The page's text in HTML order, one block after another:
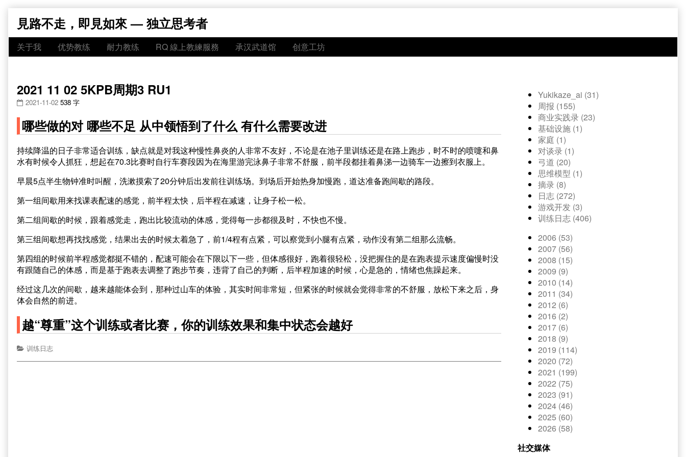
content
見路不走，即見如來 — 独立思考者
关于我 优势教练 耐力教练 RQ 線上教練服務 承汉武道馆 创意工坊
2021 11 02 5KPB周期3 RU1
2021-11-02 538 字
哪些做的对 哪些不足 从中领悟到了什么 有什么需要改进
持续降温的日子非常适合训练，缺点就是对我这种慢性鼻炎的人非常不友好，不论是在池子里训练还是在路上跑步，时不时的喷嚏和鼻
水有时候令人抓狂，想起在70.3比赛时自行车赛段因为在海里游完泳鼻子非常不舒服，前半段都挂着鼻涕一边骑车一边擦到衣服上。
早晨5点半生物钟准时叫醒，洗漱摸索了20分钟后出发前往训练场。到场后开始热身加慢跑，道达准备跑间歇的路段。
第一组间歇用来找课表配速的感觉，前半程太快，后半程在减速，让身子松一松。
第二组间歇的时候，跟着感觉走，跑出比较流动的体感，觉得每一步都很及时，不快也不慢。
第三组间歇想再找找感觉，结果出去的时候太着急了，前1/4程有点紧，可以察觉到小腿有点紧，动作没有第二组那么流畅。
第四组的时候前半程感觉都挺不错的，配速可能会在下限以下一些，但体感很好，跑着很轻松，没把握住的是在跑表提示速度偏慢时没
有跟随自己的体感，而是基于跑表去调整了跑步节奏，违背了自己的判断，后半程加速的时候，心是急的，情绪也焦躁起来。
经过这几次的间歇，越来越能体会到，那种过山车的体验，其实时间非常短，但紧张的时候就会觉得非常的不舒服，放松下来之后，身
体会自然的前进。
越“尊重”这个训练或者比赛，你的训练效果和集中状态会越好
训练日志
Yukikaze_ai (31)
周报 (155)
商业实践录 (23)
基础设施 (1)
家庭 (1)
对谈录 (1)
弓道 (20)
思维模型 (1)
摘录 (8)
日志 (272)
游戏开发 (3)
训练日志 (406)
2006 (53)
2007 (56)
2008 (15)
2009 (9)
2010 (14)
2011 (34)
2012 (6)
2016 (2)
2017 (6)
2018 (9)
2019 (114)
2020 (72)
2021 (199)
2022 (75)
2023 (91)
2024 (46)
2025 (60)
2026 (58)
社交媒体